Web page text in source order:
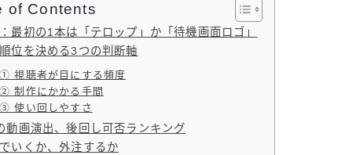
of Contents
最初の1本は「テロップ」か「待機画面ロゴ」
位を決める3つの判断軸
① 視聴者が目にする頻度
② 制作にかかる手間
③ 使い回しやすさ
動画演出、後回し可否ランキング
いくか、外注するか